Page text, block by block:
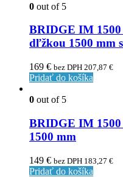
0 out of 5
BRIDGE IM 1500
dľžkou 1500 mm
169 € bez DPH 207,87 €
Pridať do košíka
0 out of 5
BRIDGE IM
1500 mm
149 € bez DPH 183,27 €
Pridať do košíka